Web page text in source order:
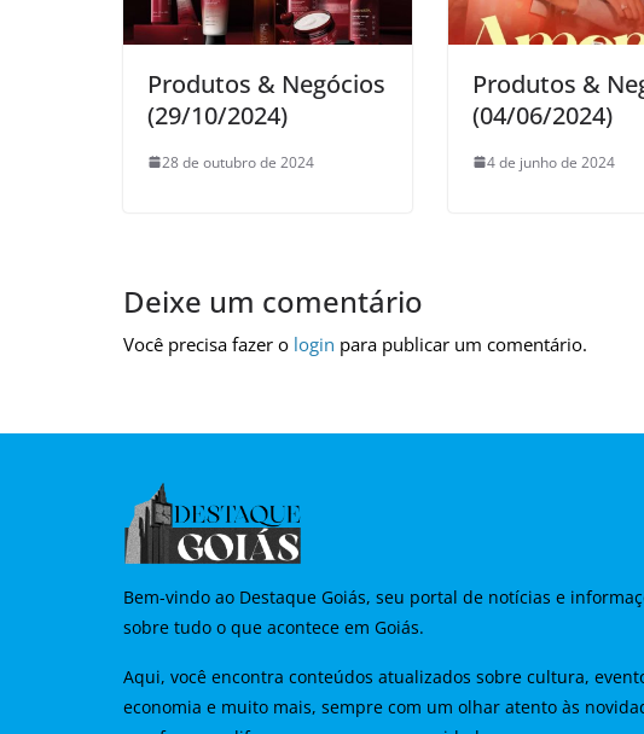
Produtos & Negócios
(29/10/2024)
28 de outubro de 2024
Produtos &
(04/06/2024)
4 de junho de 2024
Deixe um comentário
Você precisa fazer o login para publicar um comentário.
Bem-vindo ao Destaque Goiás, seu portal de notícias e
sobre tudo o que acontece em Goiás.
Aqui, você encontra conteúdos atualizados sobre cultura,
economia e muito mais, sempre com um olhar atento às